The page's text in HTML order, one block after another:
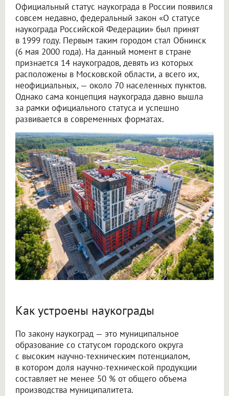
Официальный статус наукограда в России появился
совсем недавно, федеральный закон «О статусе
наукограда Российской Федерации» был принят
в 1999 году. Первым таким городом стал Обнинск
(6 мая 2000 года). На данный момент в стране
признается 14 наукоградов, девять из которых
расположены в Московской области, а всего их,
неофициальных, — около 70 населенных пунктов.
Однако сама концепция наукограда давно вышла
за рамки официального статуса и успешно
развивается в современных форматах.
Как устроены наукограды
По закону наукоград — это муниципальное
образование со статусом городского округа
с высоким научно-техническим потенциалом,
в котором доля научно-технической продукции
составляет не менее 50 % от общего объема
производства муниципалитета.